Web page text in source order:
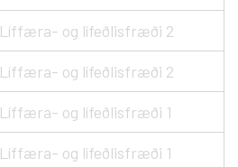
Líffæra- og lífeðlisfræði 2
Líffæra- og lífeðlisfræði 2
Líffæra- og lífeðlisfræði 1
Líffæra- og lífeðlisfræði 1